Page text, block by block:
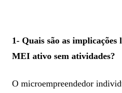
1- Quais são as implicações
MEI ativo sem atividades?
O microempreendedor